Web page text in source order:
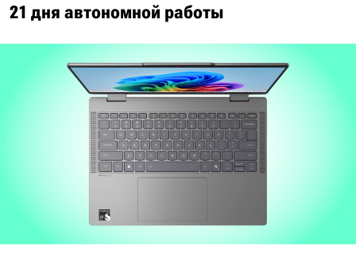
21 дня автономной работы